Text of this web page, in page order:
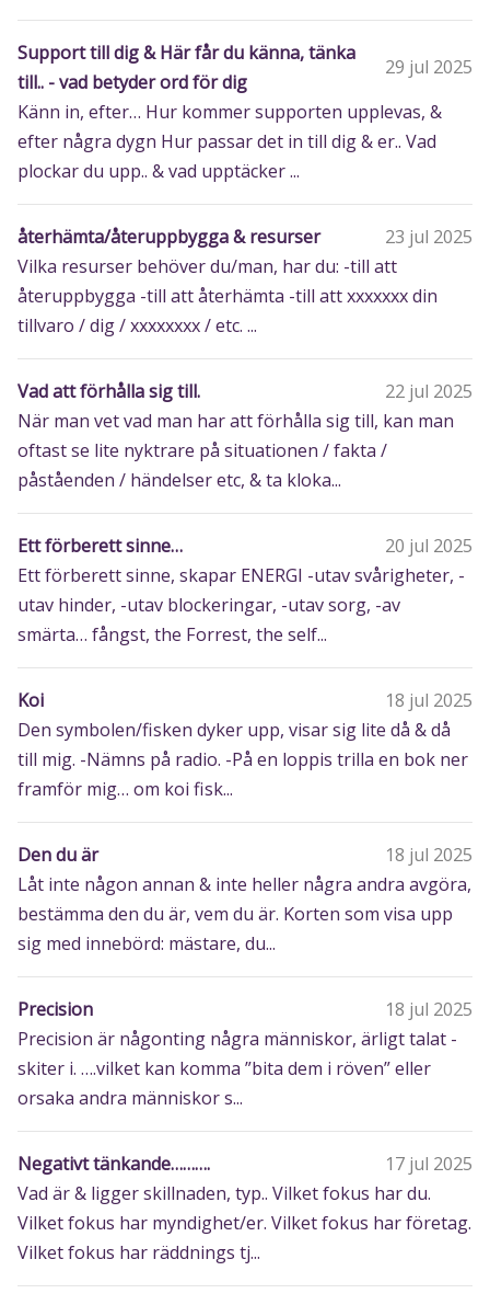
Support till dig & Här får du känna, tänka
till.. - vad betyder ord för dig
29 jul 2025
Känn in, efter… Hur kommer supporten upplevas, &
efter några dygn Hur passar det in till dig & er.. Vad
plockar du upp.. & vad upptäcker ...
återhämta/återuppbygga & resurser
23 jul 2025
Vilka resurser behöver du/man, har du: -till att
återuppbygga -till att återhämta -till att xxxxxxx din
tillvaro / dig / xxxxxxxx / etc. ...
Vad att förhålla sig till.
22 jul 2025
När man vet vad man har att förhålla sig till, kan man
oftast se lite nyktrare på situationen / fakta /
påståenden / händelser etc, & ta kloka...
Ett förberett sinne…
20 jul 2025
Ett förberett sinne, skapar ENERGI -utav svårigheter, -
utav hinder, -utav blockeringar, -utav sorg, -av
smärta… fångst, the Forrest, the self...
Koi
18 jul 2025
Den symbolen/fisken dyker upp, visar sig lite då & då
till mig. -Nämns på radio. -På en loppis trilla en bok ner
framför mig… om koi fisk...
Den du är
18 jul 2025
Låt inte någon annan & inte heller några andra avgöra,
bestämma den du är, vem du är. Korten som visa upp
sig med innebörd: mästare, du...
Precision
18 jul 2025
Precision är någonting några människor, ärligt talat -
skiter i. ….vilket kan komma ”bita dem i röven” eller
orsaka andra människor s...
Negativt tänkande……….
17 jul 2025
Vad är & ligger skillnaden, typ.. Vilket fokus har du.
Vilket fokus har myndighet/er. Vilket fokus har företag.
Vilket fokus har räddnings tj...